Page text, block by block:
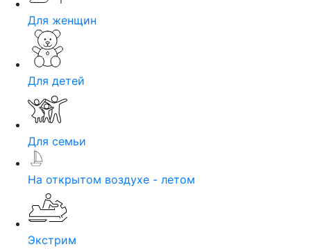
Для женщин
Для детей
Для семьи
На открытом воздухе - летом
Экстрим